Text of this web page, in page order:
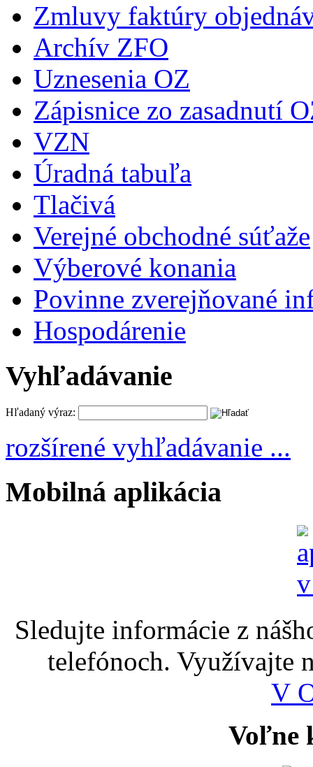
Zmluvy faktúry
Archív ZFO
Uznesenia OZ
Zápisnice zo zasadnutí
VZN
Úradná tabuľa
Tlačivá
Verejné obchodné súťaže
Výberové konania
Povinne zverejňované
Hospodárenie
Vyhľadávanie
Hľadaný výraz:
rozšírené vyhľadávanie ...
Mobilná aplikácia
Sledujte informácie z
telefónoch. Využívajte
V
Voľne